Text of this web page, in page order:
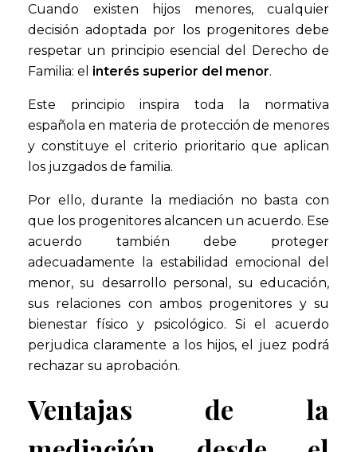
Cuando existen hijos menores, cualquier
decisión adoptada por los progenitores debe
respetar un principio esencial del Derecho de
Familia: el interés superior del menor.
Este principio inspira toda la normativa
española en materia de protección de menores
y constituye el criterio prioritario que aplican
los juzgados de familia.
Por ello, durante la mediación no basta con
que los progenitores alcancen un acuerdo. Ese
acuerdo también debe proteger
adecuadamente la estabilidad emocional del
menor, su desarrollo personal, su educación,
sus relaciones con ambos progenitores y su
bienestar físico y psicológico. Si el acuerdo
perjudica claramente a los hijos, el juez podrá
rechazar su aprobación.
Ventajas de la